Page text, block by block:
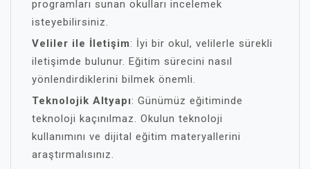
programları sunan okulları incelemek
isteyebilirsiniz.
Veliler ile İletişim: İyi bir okul, velilerle sürekli
iletişimde bulunur. Eğitim sürecini nasıl
yönlendirdiklerini bilmek önemli.
Teknolojik Altyapı: Günümüz eğitiminde
teknoloji kaçınılmaz. Okulun teknoloji
kullanımını ve dijital eğitim materyallerini
araştırmalısınız.